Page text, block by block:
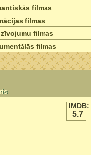
filmas
filmas
filmas
filmas
IMDB:
5.7